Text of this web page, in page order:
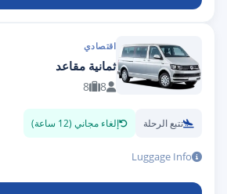
اقتصادي
ثمانية مقاعد
8
8
تتبع الرحلة إلغاء مجاني (12 ساعة)
Luggage Info